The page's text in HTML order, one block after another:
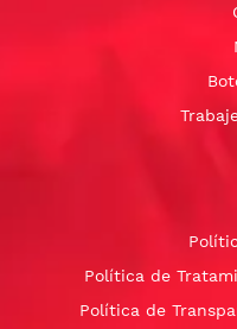
Política de
Política de